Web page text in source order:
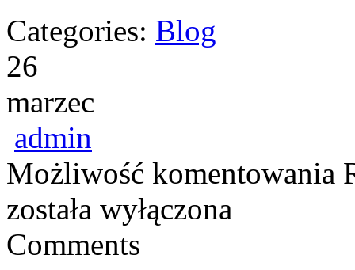
Categories: Blog
26
marzec
admin
Możliwość komentowania
została wyłączona
Comments